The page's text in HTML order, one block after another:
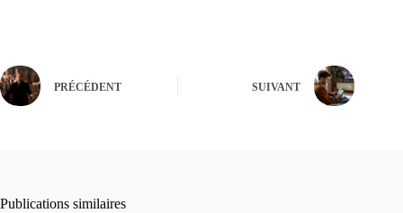
PRÉCÉDENT SUIVANT
Publications similaires